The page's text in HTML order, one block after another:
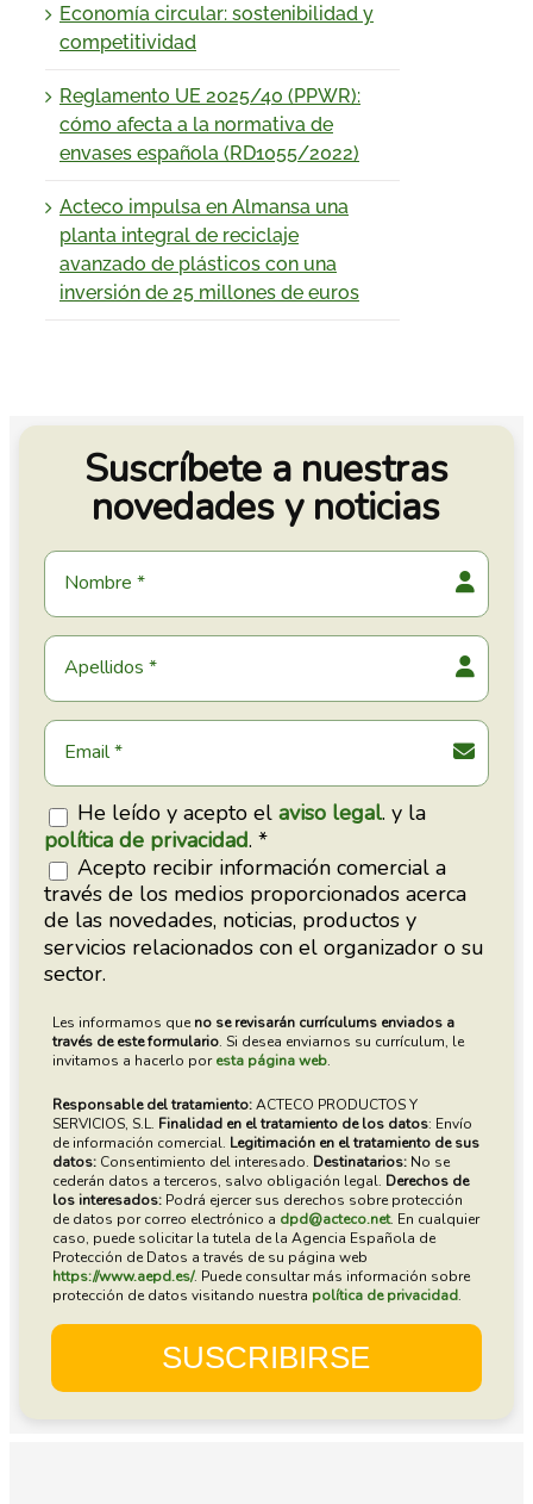
Economía circular: sostenibilidad y
competitividad
Reglamento UE 2025/40 (PPWR):
cómo afecta a la normativa de
envases española (RD1055/2022)
Acteco impulsa en Almansa una
planta integral de reciclaje
avanzado de plásticos con una
inversión de 25 millones de euros